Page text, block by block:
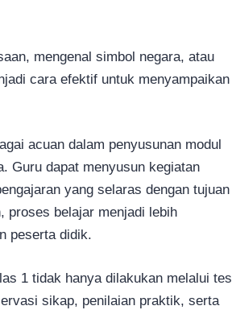
mengenal simbol negara, atau
cara efektif untuk menyampaikan
acuan dalam penyusunan modul
Guru dapat menyusun kegiatan
yang selaras dengan tujuan
proses belajar menjadi lebih
peserta didik.
1 tidak hanya dilakukan melalui tes
sikap, penilaian praktik, serta